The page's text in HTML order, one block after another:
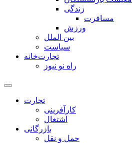
زندگی
مسافرت
ورزش
بین الملل
سیاست
تجارت‌خانه
راه نو نیوز
تجارت
کارآفرینی
اشتغال
بازرگانی
حمل و نقل